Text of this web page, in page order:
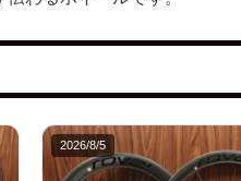
2026/8/5